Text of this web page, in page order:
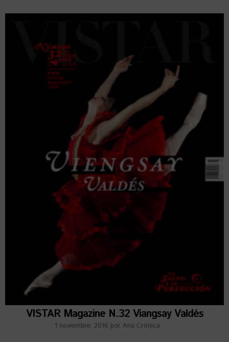
VISTAR Magazine N.32 Viangsay Valdés
1 noviembre, 2016 por Ana Crónica